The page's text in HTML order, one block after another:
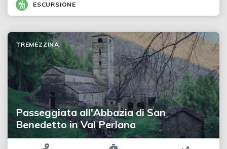
ESCURSIONE
Passeggiata all'Abbazia di San
Benedetto in Val Perlana
TREMEZZINA